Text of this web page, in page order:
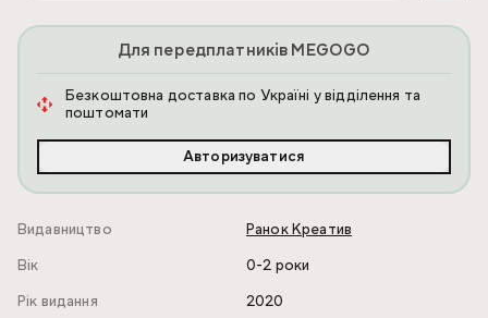
Для передплатників MEGOGO
Безкоштовна доставка по Україні у відділення та
поштомати
Авторизуватися
Видавництво
Ранок Креатив
Вік
0-2 роки
Рік видання
2020